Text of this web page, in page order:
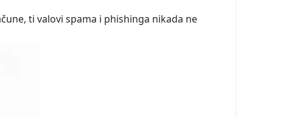
ti valovi spama i phishinga nikada ne